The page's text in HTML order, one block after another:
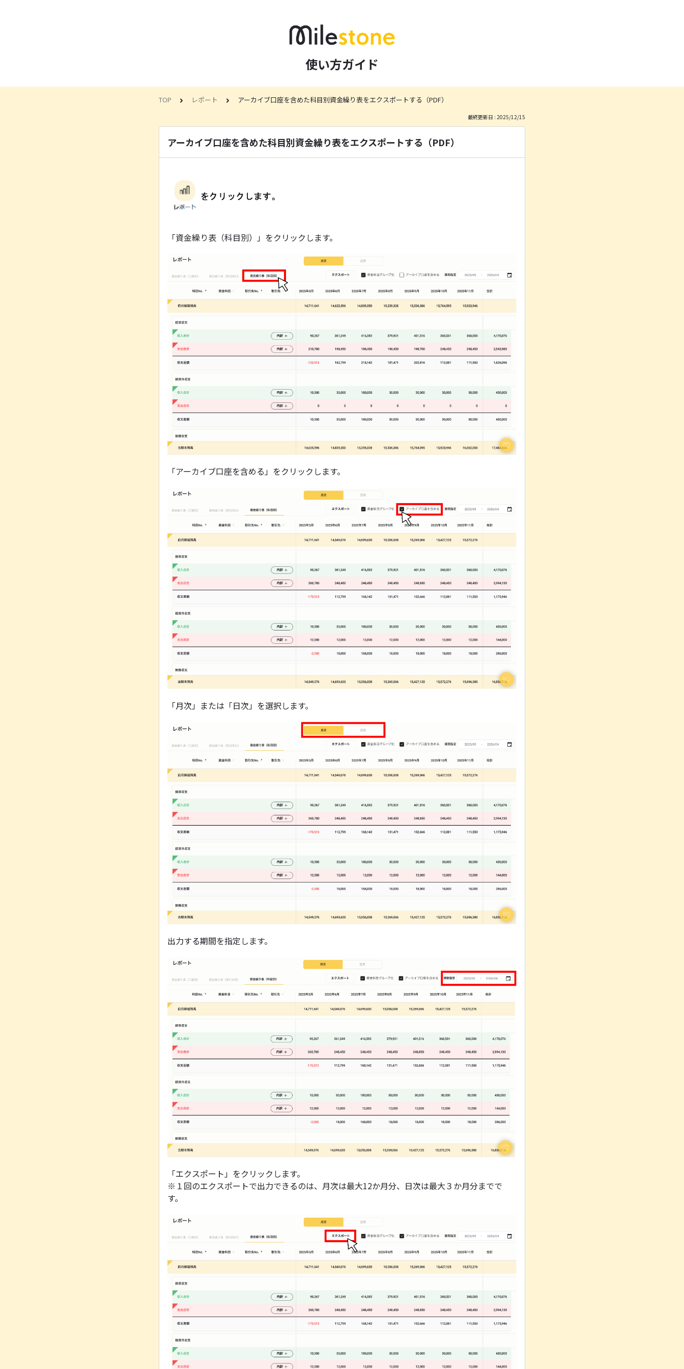
使い方ガイド
TOP レポート アーカイブ口座を含めた科目別資金繰り表をエクスポートする（PDF）
最終更新日 : 2025/12/15
アーカイブ口座を含めた科目別資金繰り表をエクスポートする（PDF）
「資金繰り表（科目別）」をクリックします。
「アーカイブ口座を含める」をクリックします。
「月次」または「日次」を選択します。
出力する期間を指定します。
「エクスポート」をクリックします。
※１回のエクスポートで出力できるのは、月次は最大12か月分、日次は最大３か月分までで
す。